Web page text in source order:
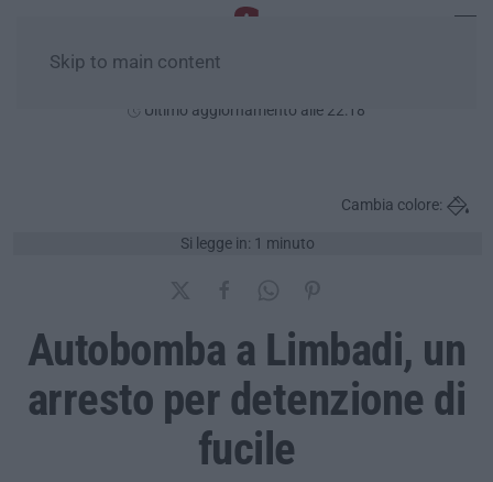
Skip to main content
Ultimo aggiornamento alle 22:18
Si legge in: 1 minuto
Cambia colore:
Autobomba a Limbadi, un
arresto per detenzione di
fucile